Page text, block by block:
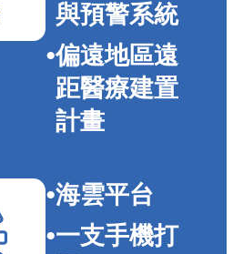
與預警系統
偏遠地區遠
距醫療建置
計畫
海雲平台
一支手機打